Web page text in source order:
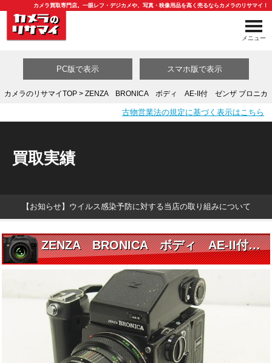
カメラ買取専門店。一眼レフ・デジカメや、写真・映像用品を高く売るならカメラのリサマイ！
メニュー
買取カテゴリ一覧
PC版で表示 スマホ版で表示
カメラのリサマイTOP> ZENZA BRONICA ボディ AE-II付 ゼンザ ブロニカ
古物営業法の規定に基づく表示はこちら
買取実績
【お知らせ】ウイルス感染予防に対する当店の取り組みについて
ZENZA BRONICA ボディ AE-II付 ゼンザ ブロニカ